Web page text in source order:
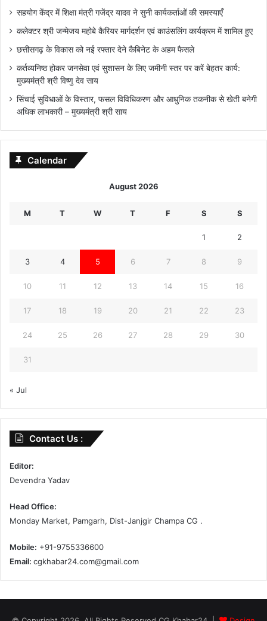
सहयोग केंद्र में शिक्षा मंत्री गजेंद्र यादव ने सुनी कार्यकर्ताओं की समस्याएँ
कलेक्टर श्री जन्मेजय महोबे कैरियर मार्गदर्शन एवं काउंसलिंग कार्यक्रम में शामिल हुए
छत्तीसगढ़ के विकास को नई रफ्तार देने कैबिनेट के अहम फैसले
कर्तव्यनिष्ठ होकर जनसेवा एवं सुशासन के लिए जमीनी स्तर पर करें बेहतर कार्य:
मुख्यमंत्री श्री विष्णु देव साय
सिंचाई सुविधाओं के विस्तार, फसल विविधिकरण और आधुनिक तकनीक से खेती बनेगी
अधिक लाभकारी – मुख्यमंत्री श्री साय
Calendar
August 2026
M T W T F S S
1 2
3 4 5 6 7 8 9
10 11 12 13 14 15 16
17 18 19 20 21 22 23
24 25 26 27 28 29 30
31
« Jul
Contact Us :
Editor:
Devendra Yadav
Head Office:
Monday Market, Pamgarh, Dist-Janjgir Champa CG .
Mobile: +91-9755336600
Email: cgkhabar24.com@gmail.com